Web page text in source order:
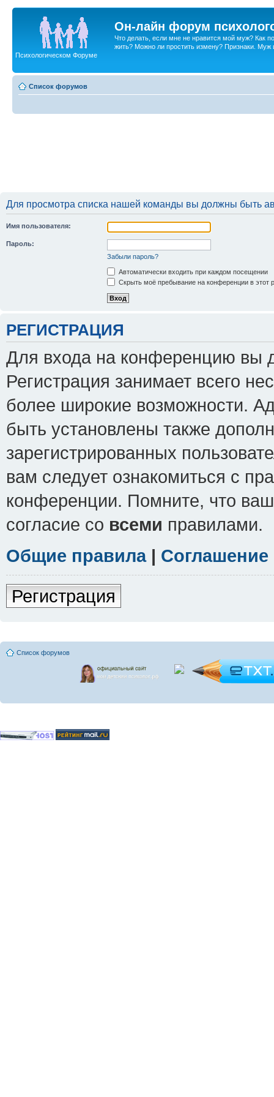
Он-лайн форум
Что делать, если мне не нравится мой муж? Как
жить? Можно ли простить измену? Признаки. Муж
Психологическом Форуме
Список форумов
Для просмотра списка нашей команды вы должны быть
Имя пользователя:
Пароль:
Забыли пароль?
Автоматически входить при каждом посещении
Скрыть моё пребывание на конференции в этот
РЕГИСТРАЦИЯ
Для входа на конференцию вы
Регистрация занимает всего
более широкие возможности.
быть установлены также
зарегистрированных
вам следует ознакомиться с
конференции. Помните, что
согласие со всеми правилами.
Общие правила|
Регистрация
Список форумов